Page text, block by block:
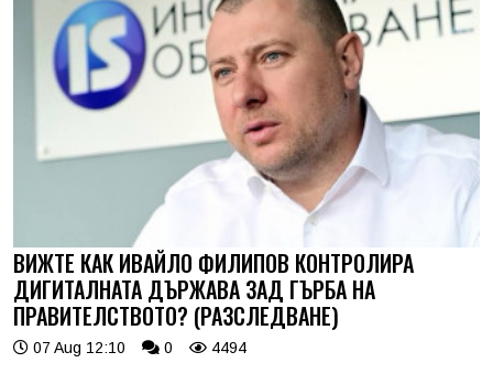
ВИЖТЕ КАК ИВАЙЛО ФИЛИПОВ КОНТРОЛИРА
ДИГИТАЛНАТА ДЪРЖАВА ЗАД ГЪРБА НА
ПРАВИТЕЛСТВОТО? (РАЗСЛЕДВАНЕ)
07 Aug 12:10 0 4494